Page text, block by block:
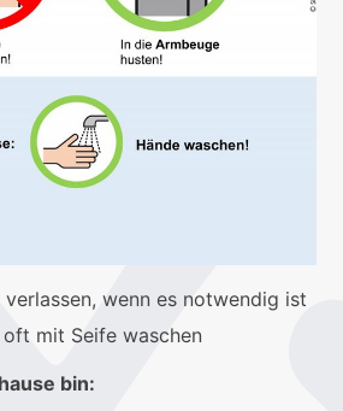
verlassen, wenn es notwendig ist
oft mit Seife waschen
bin: